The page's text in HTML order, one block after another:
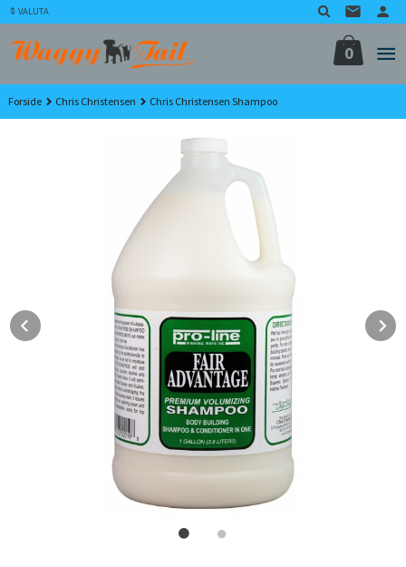
Gå
til
innholdet
VALUTA
0
Forside Chris Christensen Chris Christensen Shampoo